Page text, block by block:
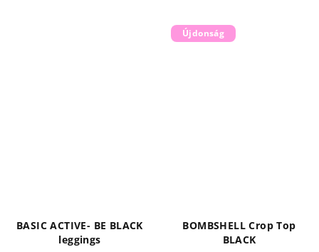
BASIC ACTIVE- BE BLACK
leggings
Újdonság
BOMBSHELL Crop Top
BLACK